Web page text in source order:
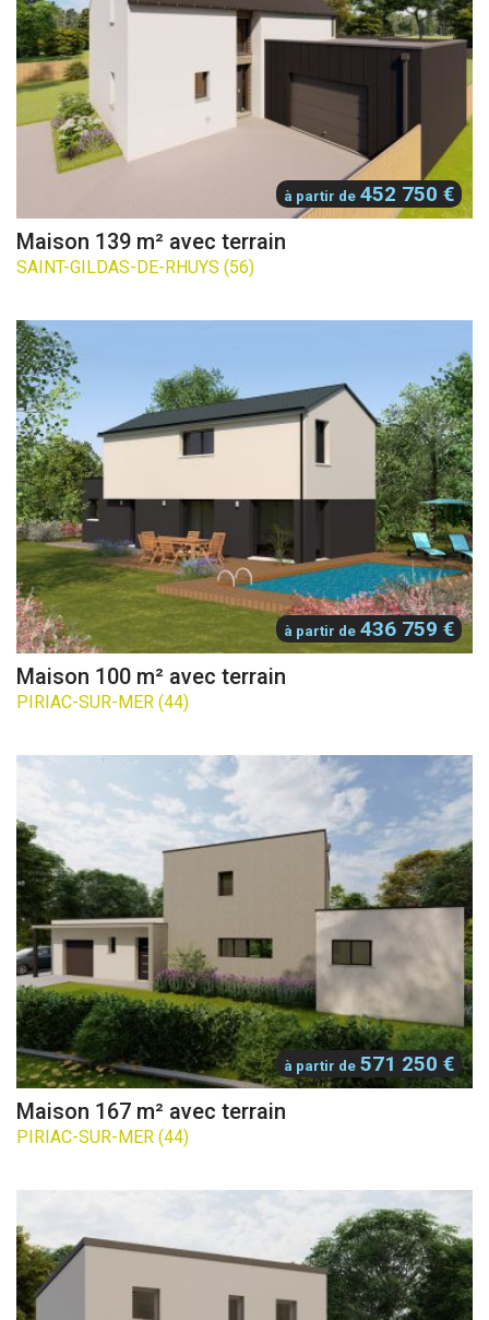
à partir de 452 750 €
Maison 139 m² avec terrain
SAINT-GILDAS-DE-RHUYS (56)
à partir de 436 759 €
Maison 100 m² avec terrain
PIRIAC-SUR-MER (44)
à partir de 571 250 €
Maison 167 m² avec terrain
PIRIAC-SUR-MER (44)